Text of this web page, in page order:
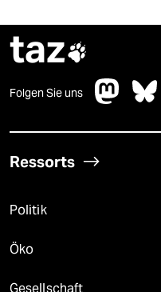
taz
Folgen Sie uns
Ressorts
Politik
Öko
Gesellschaft